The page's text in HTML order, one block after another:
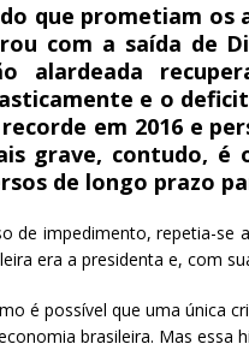
c
e
b
o
o
k
que prometiam os
com a saída de
alardeada
e o
em 2016 e
grave, contudo, é
de longo prazo
de impedimento, repetia-se
era a presidenta e, com
é possível que uma única
brasileira. Mas essa